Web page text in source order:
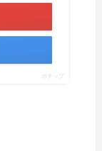
ポチップ